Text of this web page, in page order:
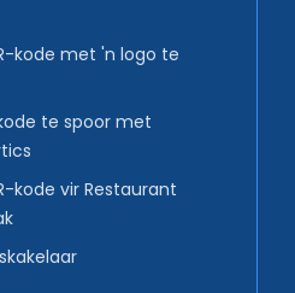
kode met 'n logo te
te spoor met
kode vir Restaurant